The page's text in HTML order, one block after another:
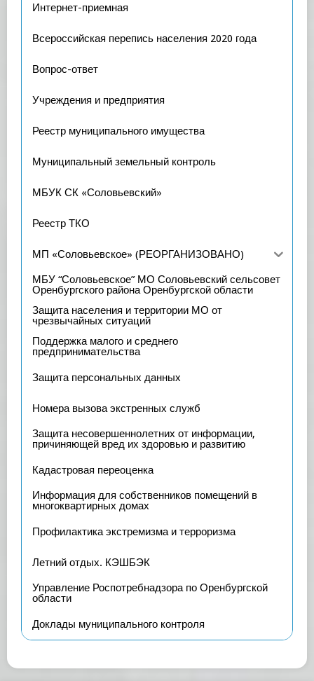
Интернет-приемная
Всероссийская перепись населения 2020 года
Вопрос-ответ
Учреждения и предприятия
Реестр муниципального имущества
Муниципальный земельный контроль
МБУК СК «Соловьевский»
Реестр ТКО
МП «Соловьевское» (РЕОРГАНИЗОВАНО)
МБУ “Соловьевское” МО Соловьевский сельсовет
Оренбургского района Оренбургской области
Защита населения и территории МО от
чрезвычайных ситуаций
Поддержка малого и среднего
предпринимательства
Защита персональных данных
Номера вызова экстренных служб
Защита несовершеннолетних от информации,
причиняющей вред их здоровью и развитию
Кадастровая переоценка
Информация для собственников помещений в
многоквартирных домах
Профилактика экстремизма и терроризма
Летний отдых. КЭШБЭК
Управление Роспотребнадзора по Оренбургской
области
Доклады муниципального контроля